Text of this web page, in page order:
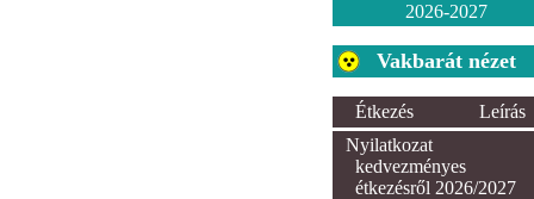
2026-2027
Vakbarát nézet
Étkezés
Leírás
Nyilatkozat
kedvezményes
étkezésről 2026/2027